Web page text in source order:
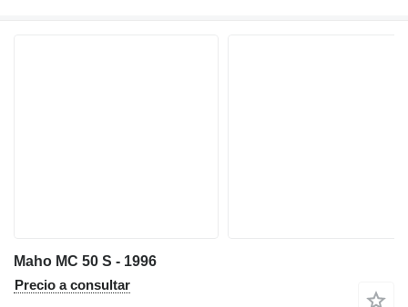
Maho MC 50 S - 1996
Precio a consultar